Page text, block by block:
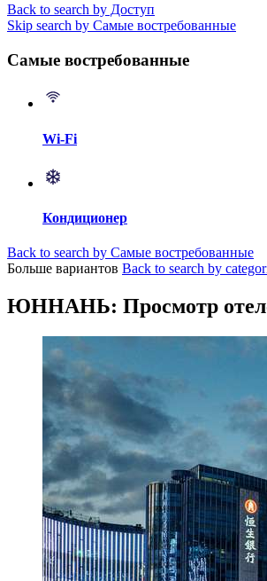
Back to search by Доступ
Skip search by Самые востребованные
Самые востребованные
Wi-Fi
Кондиционер
Back to search by Самые востребованные
Больше вариантов Back to search by
ЮННАНЬ: Просмотр